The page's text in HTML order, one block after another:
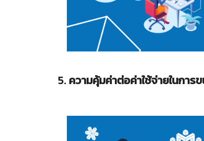
5. ความคุ้มค่าต่อค่าใช้จ่ายในการ